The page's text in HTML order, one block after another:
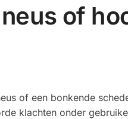
of
of een bonkende
klachten onder